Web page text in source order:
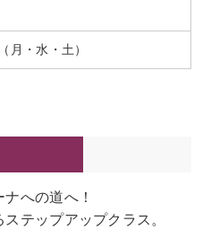
月・水・土）
への道へ！
テップアップクラス。